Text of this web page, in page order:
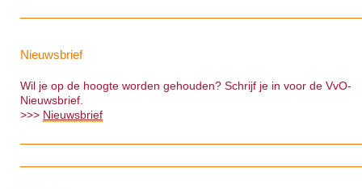
Nieuwsbrief
Wil je op de hoogte worden gehouden? Schrijf je in voor de VvO-
Nieuwsbrief.
>>> Nieuwsbrief